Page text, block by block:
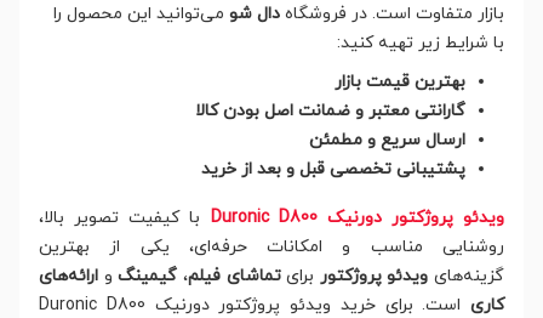
بازار متفاوت است. در فروشگاه دال شو می‌توانید این محصول را
با شرایط زیر تهیه کنید:
بهترین قیمت بازار
گارانتی معتبر و ضمانت اصل بودن کالا
ارسال سریع و مطمئن
پشتیبانی تخصصی قبل و بعد از خرید
ویدئو پروژکتور دورنیک Duronic D800
با کیفیت تصویر بالا،
روشنایی مناسب و امکانات حرفه‌ای، یکی از بهترین
گزینه‌های ویدئو پروژکتور برایتماشای فیلم، گیمینگو ارائه‌های
کاری
است. برای خرید ویدئو پروژکتور دورنیک Duronic D800